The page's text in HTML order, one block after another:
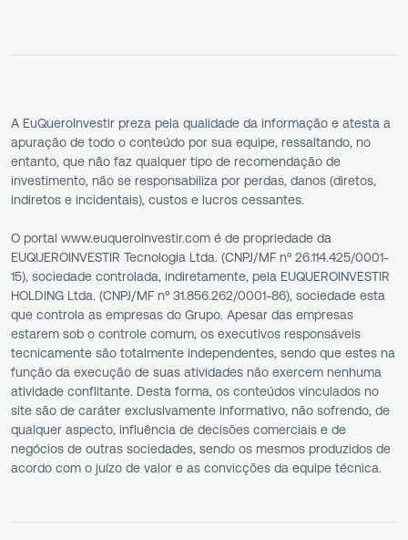
A EuQueroInvestir preza pela qualidade da informação e atesta a
apuração de todo o conteúdo por sua equipe, ressaltando, no
entanto, que não faz qualquer tipo de recomendação de
investimento, não se responsabiliza por perdas, danos (diretos,
indiretos e incidentais), custos e lucros cessantes.
O portal www.euqueroinvestir.com é de propriedade da
EUQUEROINVESTIR Tecnologia Ltda. (CNPJ/MF nº 26.114.425/0001-
15), sociedade controlada, indiretamente, pela EUQUEROINVESTIR
HOLDING Ltda. (CNPJ/MF nº 31.856.262/0001-86), sociedade esta
que controla as empresas do Grupo. Apesar das empresas
estarem sob o controle comum, os executivos responsáveis
tecnicamente são totalmente independentes, sendo que estes na
função da execução de suas atividades não exercem nenhuma
atividade conflitante. Desta forma, os conteúdos vinculados no
site são de caráter exclusivamente informativo, não sofrendo, de
qualquer aspecto, influência de decisões comerciais e de
negócios de outras sociedades, sendo os mesmos produzidos de
acordo com o juízo de valor e as convicções da equipe técnica.